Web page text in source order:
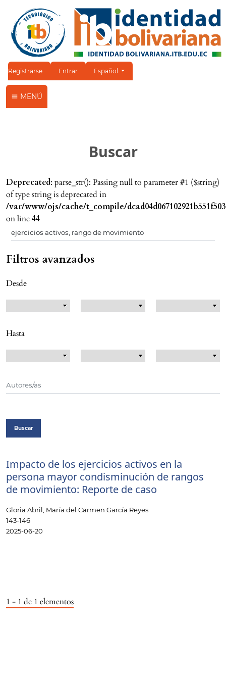
Registrarse Entrar Cambiar el idioma. El idioma actual es:
Español
MENÚ
Buscar
Deprecated: parse_str(): Passing null to parameter #1 ($string)
of type string is deprecated in
/var/www/ojs/cache/t_compile/
on line44
Filtros avanzados
Desde
Hasta
Buscar
Impacto de los ejercicios activos en la
persona mayor condisminución de rangos
de movimiento: Reporte de caso
Gloria Abril, María del Carmen García Reyes
143-146
2025-06-20
1 - 1 de 1 elementos